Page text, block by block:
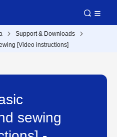
Support & Downloads
[Video instructions]
sewing